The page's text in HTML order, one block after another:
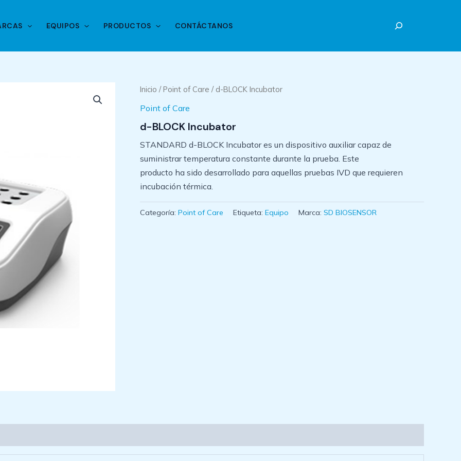
EQUIPOS PRODUCTOS CONTÁCTANOS
Inicio /Point of Care / d-BLOCK Incubator
Point of Care
d-BLOCK Incubator
STANDARD d-BLOCK Incubator es un dispositivo auxiliar capaz de
suministrar temperatura constante durante la prueba. Este
producto ha sido desarrollado para aquellas pruebas IVD que requieren
incubación térmica.
Categoría: Point of Care Etiqueta: Equipo Marca: SD BIOSENSOR